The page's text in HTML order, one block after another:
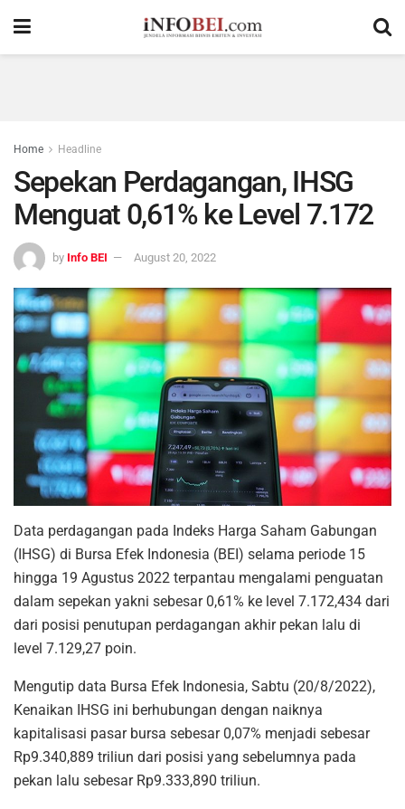
Home Headline
Sepekan Perdagangan, IHSG
Menguat 0,61% ke Level 7.172
by Info BEI August 20, 2022
Data perdagangan pada Indeks Harga Saham Gabungan
(IHSG) di Bursa Efek Indonesia (BEI) selama periode 15
hingga 19 Agustus 2022 terpantau mengalami penguatan
dalam sepekan yakni sebesar 0,61% ke level 7.172,434 dari
dari posisi penutupan perdagangan akhir pekan lalu di
level 7.129,27 poin.
Mengutip data Bursa Efek Indonesia, Sabtu (20/8/2022),
Kenaikan IHSG ini berhubungan dengan naiknya
kapitalisasi pasar bursa sebesar 0,07% menjadi sebesar
Rp9.340,889 triliun dari posisi yang sebelumnya pada
pekan lalu sebesar Rp9.333,890 triliun.